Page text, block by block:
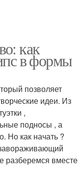
как
в формы
позволяет
идеи. Из
,
подносы , а
Но как начать ?
разберемся вместе